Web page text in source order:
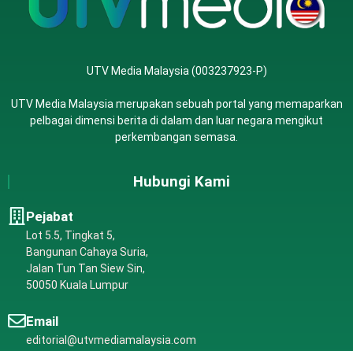
UTV Media Malaysia (003237923-P)
UTV Media Malaysia merupakan sebuah portal yang memaparkan
pelbagai dimensi berita di dalam dan luar negara mengikut
perkembangan semasa.
Hubungi Kami
Pejabat
Lot 5.5, Tingkat 5,
Bangunan Cahaya Suria,
Jalan Tun Tan Siew Sin,
50050 Kuala Lumpur
Email
editorial@utvmediamalaysia.com